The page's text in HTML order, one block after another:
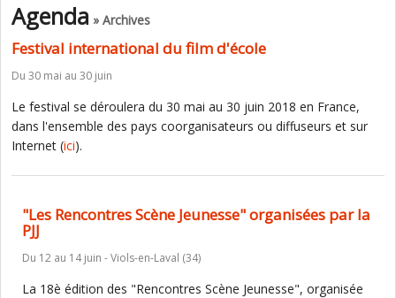
Agenda » Archives
Festival international du film d'école
Du 30 mai au 30 juin
Le festival se déroulera du 30 mai au 30 juin 2018 en France,
dans l'ensemble des pays coorganisateurs ou diffuseurs et sur
Internet (ici).
"Les Rencontres Scène Jeunesse" organisées par la
PJJ
Du 12 au 14 juin - Viols-en-Laval (34)
La 18è édition des "Rencontres Scène Jeunesse", organisée